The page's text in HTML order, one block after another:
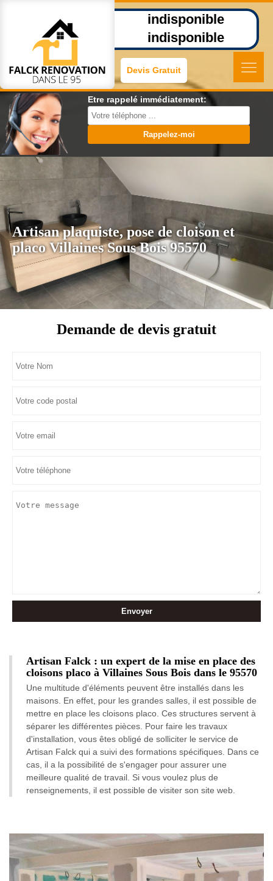
indisponible
indisponible
Devis Gratuit
Etre rappelé immédiatement:
Artisan plaquiste, pose de cloison et
placo Villaines Sous Bois 95570
Demande de devis gratuit
Artisan Falck : un expert de la mise en place des
cloisons placo à Villaines Sous Bois dans le 95570
Une multitude d'éléments peuvent être installés dans les
maisons. En effet, pour les grandes salles, il est possible de
mettre en place les cloisons placo. Ces structures servent à
séparer les différentes pièces. Pour faire les travaux
d'installation, vous êtes obligé de solliciter le service de
Artisan Falck qui a suivi des formations spécifiques. Dans ce
cas, il a la possibilité de s'engager pour assurer une
meilleure qualité de travail. Si vous voulez plus de
renseignements, il est possible de visiter son site web.